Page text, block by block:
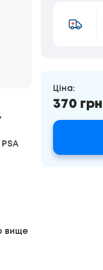
вище
Ціна:
370 грн